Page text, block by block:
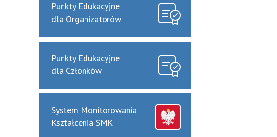
Punkty Edukacyjne
dla Organizatorów
Punkty Edukacyjne
dla Członków
System Monitorowania
Kształcenia SMK